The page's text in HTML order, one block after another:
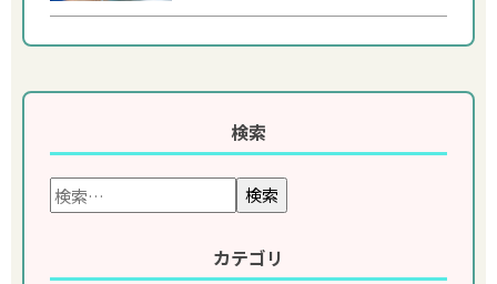
検索
検索
カテゴリ